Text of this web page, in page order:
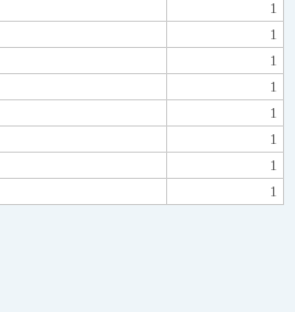
1
1
1
1
1
1
1
1